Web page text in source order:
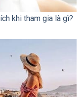
khi tham gia là gì?